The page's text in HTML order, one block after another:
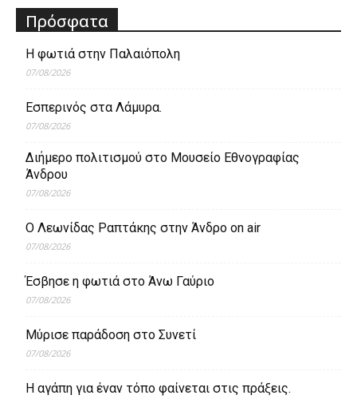
Πρόσφατα
Η φωτιά στην Παλαιόπολη
07/08/2026
Εσπερινός στα Λάμυρα.
07/08/2026
Διήμερο πολιτισμού στο Μουσείο Εθνογραφίας
Άνδρου
07/08/2026
Ο Λεωνίδας Ραπτάκης στην Άνδρο on air
07/08/2026
Έσβησε η φωτιά στο Άνω Γαύριο
07/08/2026
Μύρισε παράδοση στο Συνετί
07/08/2026
Η αγάπη για έναν τόπο φαίνεται στις πράξεις.